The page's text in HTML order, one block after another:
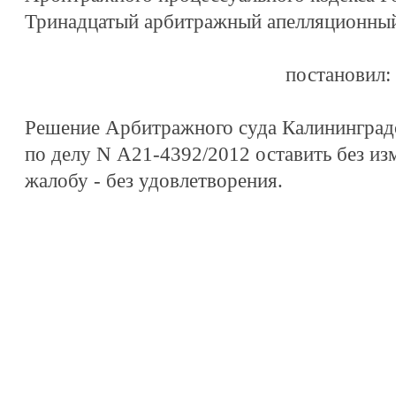
Тринадцатый арбитражный
постановил:
Решение Арбитражного суда
по делу N А21-4392/2012 оставить без
жалобу - без удовлетворения.